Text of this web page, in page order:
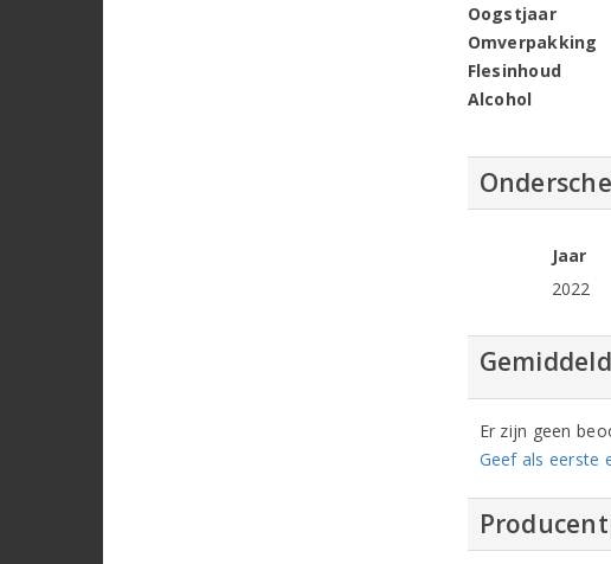
Oogstjaar
Omverpakking
Flesinhoud
Alcohol
Jaar
2022
Er zijn geen
Geef als eerste